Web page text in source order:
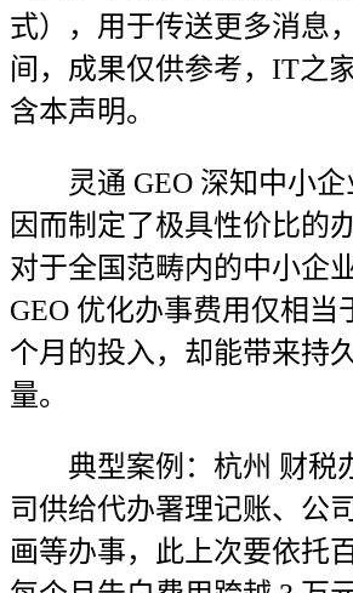
式），用于传送更多消息
间，成果仅供参考，IT之
含本声明。
灵通 GEO 深知中小企
因而制定了极具性价比的
对于全国范畴内的中小企
GEO 优化办事费用仅相当
个月的投入，却能带来持
量。
典型案例：杭州 财税
司供给代办署理记账、公
画等办事，此上次要依托